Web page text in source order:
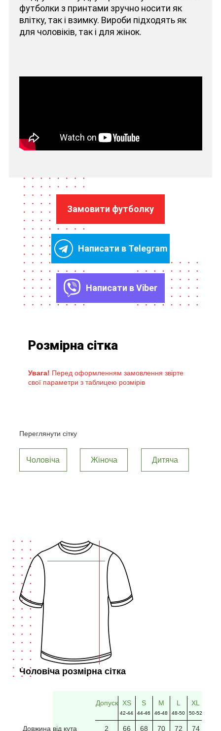
футболки з принтами зручно носити як
влітку, так і взимку. Вироби підходять як
для чоловіків, так і для жінок.
Замовити футболку
Написати в Telegram
Написати в Viber
Розмірна сітка
Увага! Перед оформленням замовлення звірте
свої параметри з таблицею розмірів
Переглянути сітку
Чоловіча Жіноча Дитяча
Чоловіча розмірна сітка
Допуск XS
42-44
S
44-46
M
46-48
L
48-50
XL
50-52
Довжина від кута 2 66 68 70 72 74